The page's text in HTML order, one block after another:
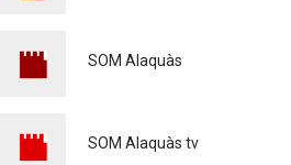
ELÉCTRICOS (VMP)
SOM Alaquàs
SOM Alaquàs tv